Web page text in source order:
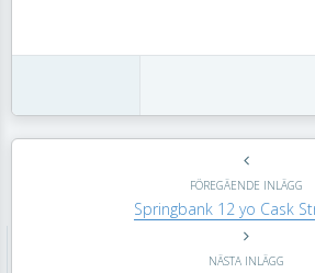
FÖREGÄENDE INLÄGG
Springbank 12 yo Cask
NÄSTA INLÄGG